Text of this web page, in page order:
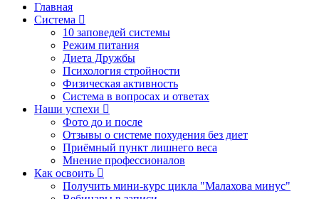
Главная
Система
10 заповедей системы
Режим питания
Диета Дружбы
Психология стройности
Физическая активность
Система в вопросах и ответах
Наши успехи
Фото до и после
Отзывы о системе похудения без диет
Приёмный пункт лишнего веса
Мнение профессионалов
Как освоить
Получить мини-курс цикла "Малахова минус"